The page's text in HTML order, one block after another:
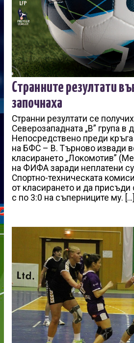
Странните резултати
започнаха
Странни резултати се
Северозападната „В” група в
Непосредствено преди
на БФС – В. Търново извади
класирането „Локомотив”
на ФИФА заради неплатени
Спортно-техническата
от класирането и да
с по 3:0 на съперниците му. […]